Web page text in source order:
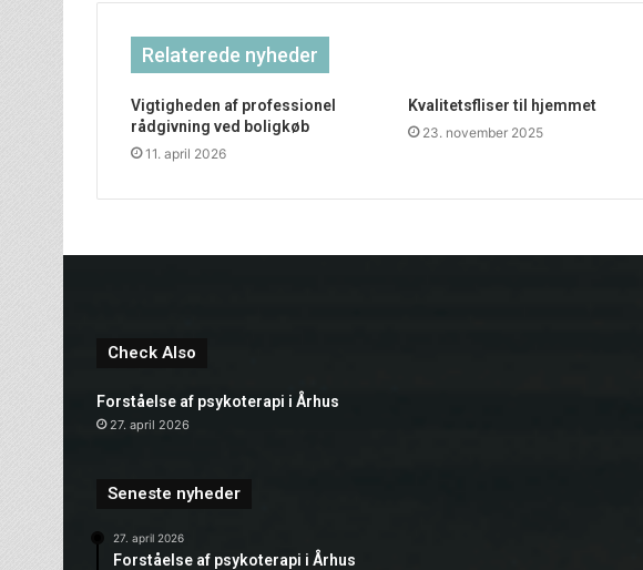
Relaterede nyheder
Vigtigheden af professionel
rådgivning ved boligkøb
11. april 2026
Kvalitetsfliser til hjemmet
23. november 2025
Check Also
Forståelse af psykoterapi i Århus
27. april 2026
Seneste nyheder
27. april 2026
Forståelse af psykoterapi i Århus